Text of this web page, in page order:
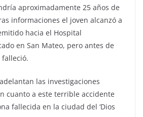
aproximadamente 25 años de
informaciones el joven alcanzó a
hacia el Hospital
en San Mateo, pero antes de
las investigaciones
cuanto a este terrible accidente
fallecida en la ciudad del ‘Dios